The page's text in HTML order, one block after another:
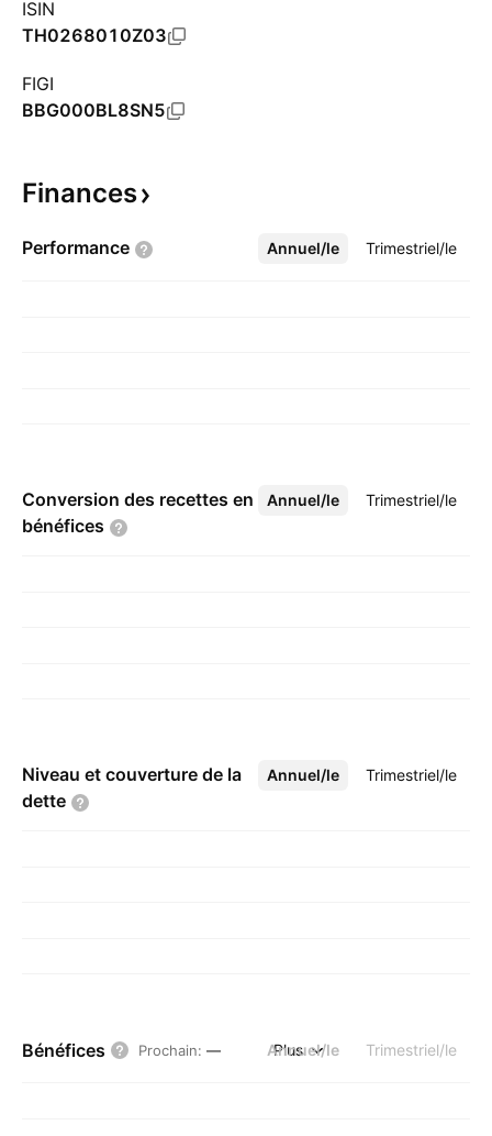
ISIN
TH0268010Z03
FIGI
BBG000BL8SN5
Finances
Performance Annuel/le Trimestriel/le
Plus
Conversion des recettes en
bénéfices
Annuel/le Trimestriel/le
Plus
Niveau et couverture de la
dette
Annuel/le Trimestriel/le
Plus
Bénéfices Prochain: — Annuel/le Trimestriel/le
Plus